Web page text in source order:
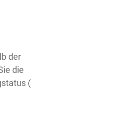
der
die
(